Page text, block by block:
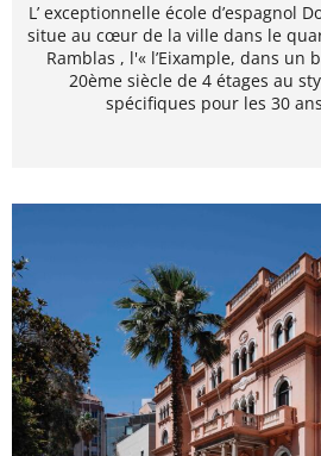
L’ exceptionnelle école d’espagnol
situe au cœur de la ville dans le
Ramblas , l'« l’Eixample, dans
20ème siècle de 4 étages au
spécifiques pour les 30